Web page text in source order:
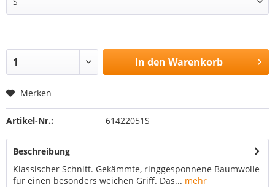
In den Warenkorb
Merken
Artikel-Nr.: 61422051S
Beschreibung
Klassischer Schnitt. Gekämmte, ringgesponnene Baumwolle
für einen besonders weichen Griff. Das... mehr